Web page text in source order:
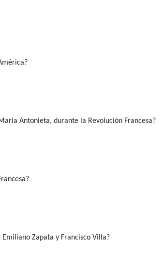
Antonieta, durante la Revolución Francesa?
Zapata y Francisco Villa?